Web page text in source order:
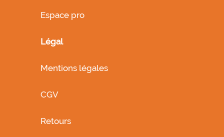
Espace pro
Légal
Mentions légales
CGV
Retours